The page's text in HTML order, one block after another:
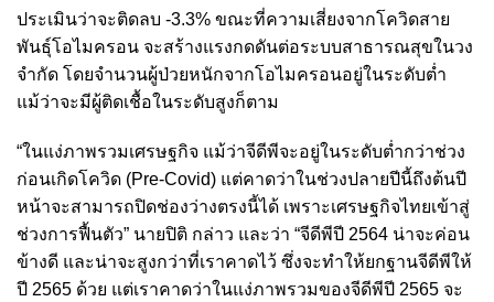
ประเมินว่าจะติดลบ -3.3% ขณะที่ความเสี่ยงจากโควิดสาย
พันธุ์โอไมครอน จะสร้างแรงกดดันต่อระบบสาธารณสุขในวง
จำกัด โดยจำนวนผู้ป่วยหนักจากโอไมครอนอยู่ในระดับต่ำ
แม้ว่าจะมีผู้ติดเชื้อในระดับสูงก็ตาม
“ในแง่ภาพรวมเศรษฐกิจ แม้ว่าจีดีพีจะอยู่ในระดับต่ำกว่าช่วง
ก่อนเกิดโควิด (Pre-Covid) แต่คาดว่าในช่วงปลายปีนี้ถึงต้นปี
หน้าจะสามารถปิดช่องว่างตรงนี้ได้ เพราะเศรษฐกิจไทยเข้าสู่
ช่วงการฟื้นตัว” นายปิติ กล่าว และว่า “จีดีพีปี 2564 น่าจะค่อน
ข้างดี และน่าจะสูงกว่าที่เราคาดไว้ ซึ่งจะทำให้ยกฐานจีดีพีให้
ปี 2565 ด้วย แต่เราคาดว่าในแง่ภาพรวมของจีดีพีปี 2565 จะ